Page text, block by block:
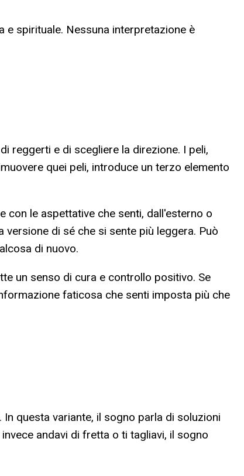
e spirituale. Nessuna interpretazione è
reggerti e di scegliere la direzione. I peli,
quei peli, introduce un terzo elemento
le aspettative che senti, dall'esterno o
di sé che si sente più leggera. Può
di nuovo.
un senso di cura e controllo positivo. Se
faticosa che senti imposta più che
questa variante, il sogno parla di soluzioni
andavi di fretta o ti tagliavi, il sogno